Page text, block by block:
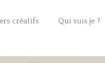
créatifs Qui suis je ?